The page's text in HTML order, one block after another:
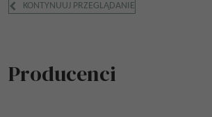
KONTYNUUJ PRZEGLĄDANIE
Producenci